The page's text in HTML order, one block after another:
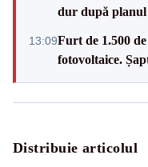
dur după
13:09Furt de 1.500
fotovoltaice.
Distribuie articolul